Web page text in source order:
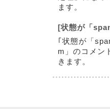
ます。
[状態が「
｢状態が「
m」のコメン
きます。